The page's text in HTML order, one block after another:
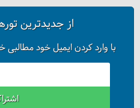
از جدیدترین
با وارد کردن ایمیل خود